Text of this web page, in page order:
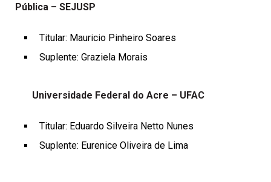
Pública – SEJUSP
Titular: Mauricio Pinheiro Soares
Suplente: Graziela Morais
Universidade Federal do Acre – UFAC
Titular: Eduardo Silveira Netto Nunes
Suplente: Eurenice Oliveira de Lima